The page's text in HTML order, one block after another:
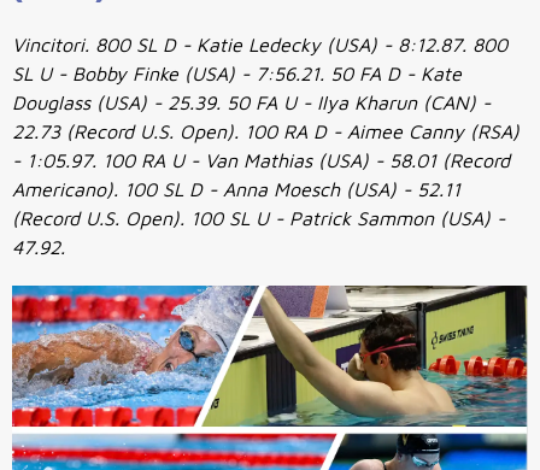
Vincitori. 800 SL D - Katie Ledecky (USA) - 8:12.87. 800
SL U - Bobby Finke (USA) - 7:56.21. 50 FA D - Kate
Douglass (USA) - 25.39. 50 FA U - Ilya Kharun (CAN) -
22.73 (Record U.S. Open). 100 RA D - Aimee Canny (RSA)
- 1:05.97. 100 RA U - Van Mathias (USA) - 58.01 (Record
Americano). 100 SL D - Anna Moesch (USA) - 52.11
(Record U.S. Open). 100 SL U - Patrick Sammon (USA) -
47.92.